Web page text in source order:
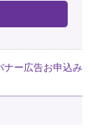
ナー広告お申込み